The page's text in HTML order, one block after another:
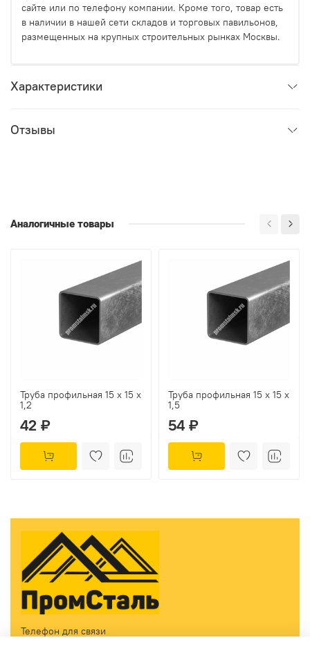
сайте или по телефону компании. Кроме того, товар есть
в наличии в нашей сети складов и торговых павильонов,
размещенных на крупных строительных рынках Москвы.
Характеристики
Отзывы
Аналогичные товары
Труба профильная 15 х 15 х
1,2
42 ₽
Труба профильная 15 х 15 х
1,5
54 ₽
Телефон для связи